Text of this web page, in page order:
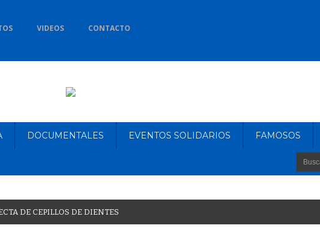
VIDEOS CONTACTO
DOCUMENTALES EVENTOS SOLIDARIOS FAMOSOS
CTA DE CEPILLOS DE DIENTES